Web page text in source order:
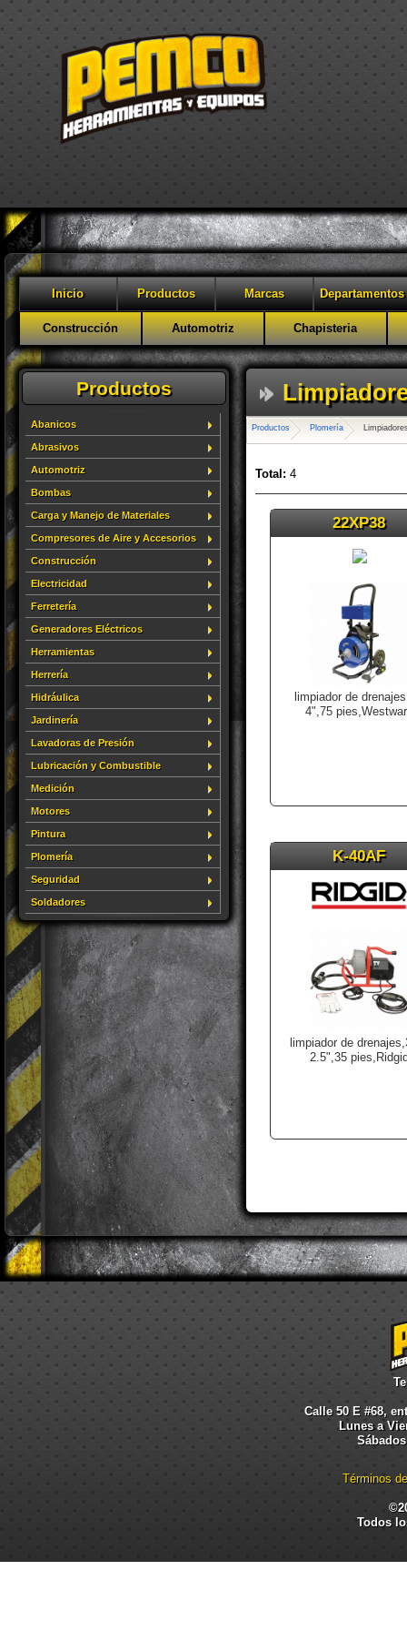
Inicio Productos Marcas Departamentos
Construcción Automotriz Chapisteria
Productos
Abanicos
Abrasivos
Automotriz
Bombas
Carga y Manejo de Materiales
Compresores de Aire y Accesorios
Construcción
Electricidad
Ferretería
Generadores Eléctricos
Herramientas
Herrería
Hidráulica
Jardinería
Lavadoras de Presión
Lubricación y Combustible
Medición
Motores
Pintura
Plomería
Seguridad
Soldadores
Productos Plomería
Total: 4
22XP38
limpiador de
4",75
K-40AF
limpiador de
2.5",35
Calle 50 E #68,
Lunes a
Términos
Todos